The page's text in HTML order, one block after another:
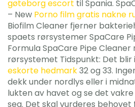
gøteborg escort til Spania.
– New Porno film gratis nakne
Biofilm Cleaner fjerner
spaets rørsystemer SpaCare
Formula SpaCare Pipe
rørsystemet Tidspunkt: Det blir i
eskorte hedmark32 og 33.
dekk under nordlys eller i
lukten av havet og se det
seg. Det skal vurderes behovet